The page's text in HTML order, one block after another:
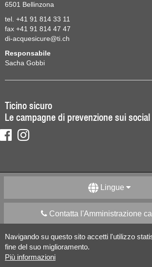
Navigando su questo sito accetti l'utilizzo
fine del suo miglioramento.
Più informazioni
6501 Bellinzona
tel. +41 91 814 33 11
fax +41 91 814 47 47
di-acquesicure@ti.ch
Responsabile
Sacha Gobbi
Ticino sicuro
Le campagne di prevenzione sui social
Lingue
Contatta l'Amministrazione
Apps Mobile